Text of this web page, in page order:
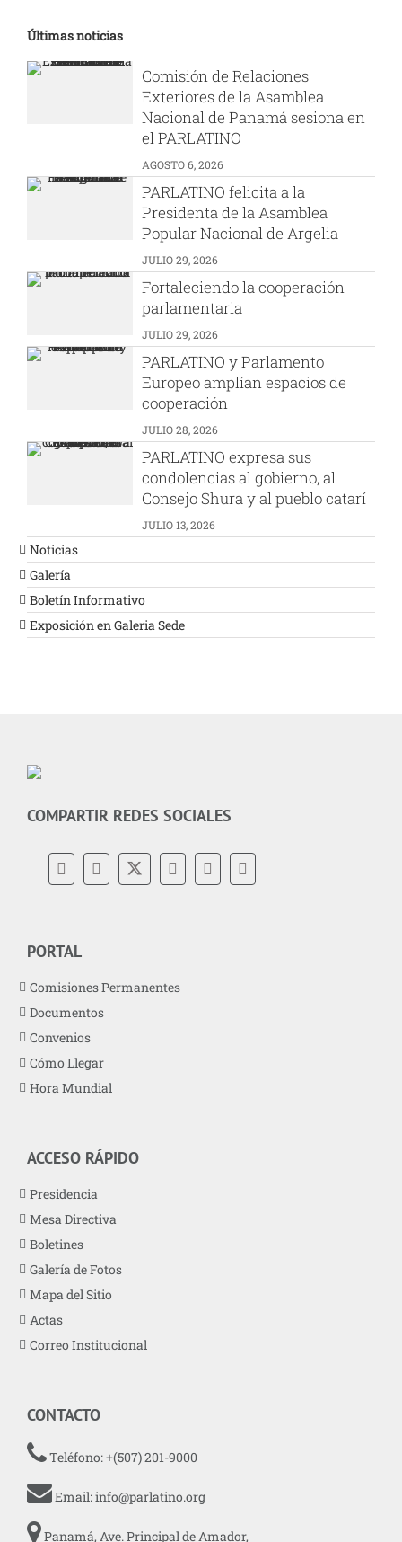
Últimas noticias
Comisión de Relaciones
Exteriores de la Asamblea
Nacional de Panamá sesiona en
el PARLATINO
AGOSTO 6, 2026
PARLATINO felicita a la
Presidenta de la Asamblea
Popular Nacional de Argelia
JULIO 29, 2026
Fortaleciendo la cooperación
parlamentaria
JULIO 29, 2026
PARLATINO y Parlamento
Europeo amplían espacios de
cooperación
JULIO 28, 2026
PARLATINO expresa sus
condolencias al gobierno, al
Consejo Shura y al pueblo catarí
JULIO 13, 2026
Noticias
Galería
Boletín Informativo
Exposición en Galeria Sede
COMPARTIR REDES SOCIALES
PORTAL
Comisiones Permanentes
Documentos
Convenios
Cómo Llegar
Hora Mundial
ACCESO RÁPIDO
Presidencia
Mesa Directiva
Boletines
Galería de Fotos
Mapa del Sitio
Actas
Correo Institucional
CONTACTO
Teléfono: +(507) 201-9000
Email:info@parlatino.org
Panamá, Ave. Principal de Amador,